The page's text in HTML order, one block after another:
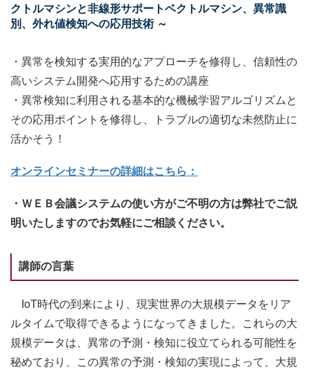
クトルマシンと非線形サポートベクトルマシン、異常識
別、外れ値検知への応用技術 ～
・異常を検知する実用的なアプローチを修得し、信頼性の
高いシステム開発へ応用するための講座
・異常検知に利用される基本的な機械学習アルゴリズムと
その応用ポイントを修得し、トラブルの適切な未然防止に
活かそう！
オンラインセミナーの詳細はこちら：
・ＷＥＢ会議システムの使い方がご不明の方は弊社でご説
明いたしますのでお気軽にご相談ください。
講師の言葉
IoT時代の到来により、現実世界の大規模データをリア
ルタイムで取得できるようになってきました。これらの大
規模データは、異常の予測・検知に役立てられる可能性を
秘めており、この異常の予測・検知の実現によって、大規